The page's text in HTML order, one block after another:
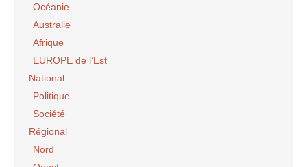
Océanie
Australie
Afrique
EUROPE de l’Est
National
Politique
Société
Régional
Nord